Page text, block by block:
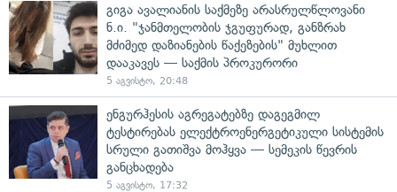
გიგა ავალიანის საქმეზე არასრულწლოვანი
ნ.ი. "ჯანმთელობის ჯგუფურად, განზრახ
მძიმედ დაზიანების წაქეზების" მუხლით
დააკავეს — საქმის პროკურორი
5 აგვისტო, 20:48
ენგურჰესის აგრეგატებზე დაგეგმილ
ტესტირებას ელექტროენერგეტიკული სისტემის
სრული გათიშვა მოჰყვა — სემეკის წევრის
განცხადება
5 აგვისტო, 17:32